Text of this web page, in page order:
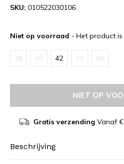
SKU: 010522030106
Niet op voorraad - Het product
38 40 42 44 46
NIET OP
Gratis verzending Vanaf
Beschrijving